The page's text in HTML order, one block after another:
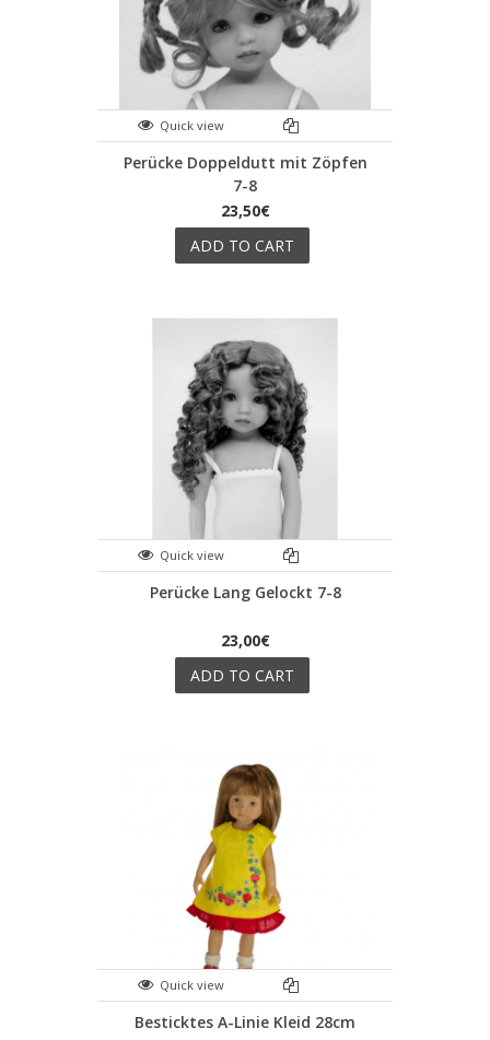
Quick view
Perücke Doppeldutt mit Zöpfen
7-8
23,50€
ADD TO CART
Quick view
Perücke Lang Gelockt 7-8
23,00€
ADD TO CART
Quick view
Besticktes A-Linie Kleid 28cm